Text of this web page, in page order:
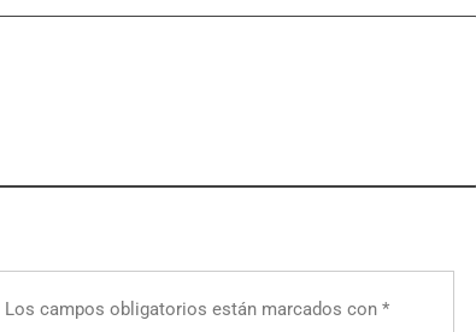
Los campos obligatorios están marcados con *